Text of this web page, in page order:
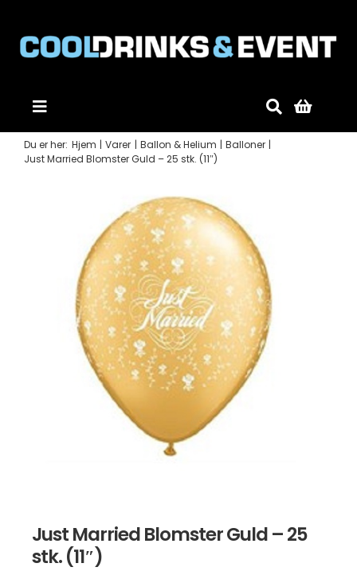
Toggle
Navigation
Forside
Mobildiskotek
Gode råd
Du er her: Hjem Varer Ballon & Helium
Balloner
Just Married Blomster Guld – 25 stk. (11″)
Just Married Blomster Guld – 25
stk. (11″)